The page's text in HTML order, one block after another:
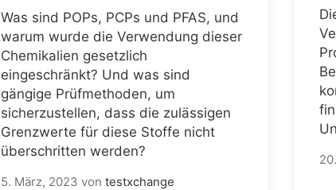
Was sind POPs, PCPs und PFAS, und
warum wurde die Verwendung dieser
Chemikalien gesetzlich
eingeschränkt? Und was sind
gängige Prüfmethoden, um
sicherzustellen, dass die zulässigen
Grenzwerte für diese Stoffe nicht
überschritten werden?
5. März, 2023 von testxchange